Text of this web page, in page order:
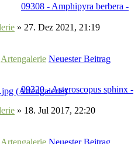
09308 - Amphipyra berbera -
» 27. Dez 2021, 21:19
Artengalerie Neuester Beitrag
09320 - Asteroscopus sphinx -
» 18. Jul 2017, 22:20
Artengalerie Neuester Beitrag